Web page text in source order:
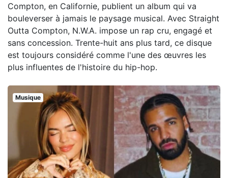
Compton, en Californie, publient un album qui va
bouleverser à jamais le paysage musical. Avec Straight
Outta Compton, N.W.A. impose un rap cru, engagé et
sans concession. Trente-huit ans plus tard, ce disque
est toujours considéré comme l'une des œuvres les
plus influentes de l'histoire du hip-hop.
Musique